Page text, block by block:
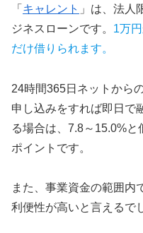
「 キャレント 」は、法人
ジネスローンです。 1万
だけ借りられます。
24時間365日ネットから
申し込みをすれば即日で
る場合は、7.8～15.0%
ポイントです。
また、事業資金の範囲内
利便性が高いと言えるで